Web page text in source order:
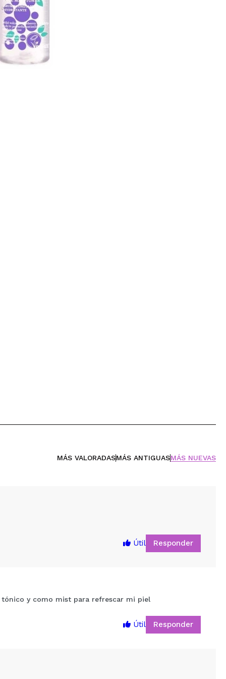
CREAR CUENTA
MÁS VALORADASMÁS ANTIGUASMÁS NUEVAS
Útil Responder
tónico y como mist para refrescar mi piel
Útil Responder